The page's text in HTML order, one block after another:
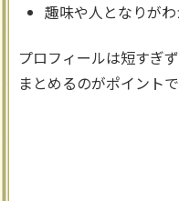
趣味や人となりが
プロフィールは短すぎ
まとめるのがポイントで